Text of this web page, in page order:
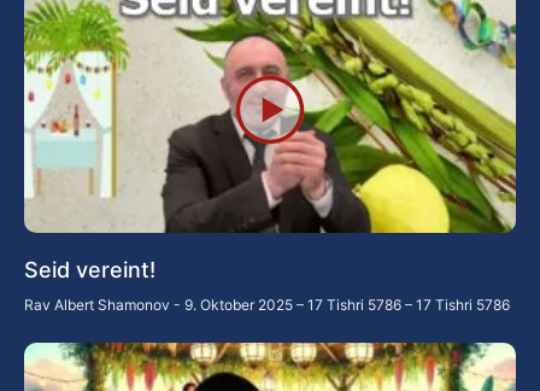
Seid vereint!
Rav Albert Shamonov 9. Oktober 2025 – 17 Tishri 5786 – 17 Tishri 5786